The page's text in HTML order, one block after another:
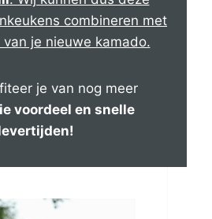
combineren met
je nieuwe kamado.
je van nog meer
voordeel en snelle